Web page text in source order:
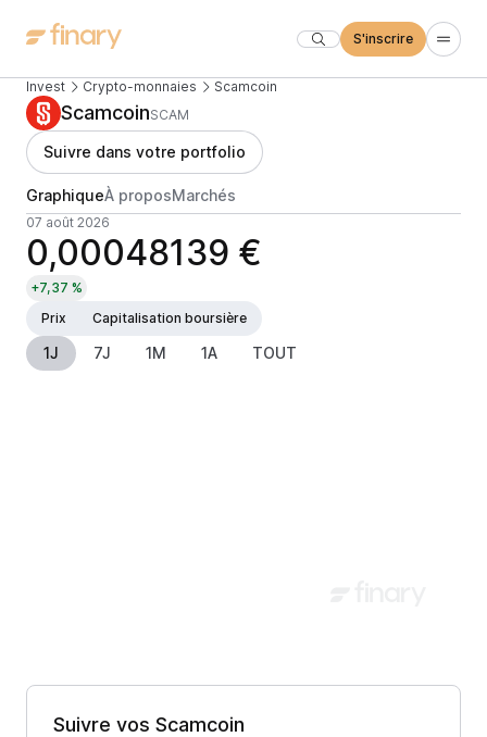
S'inscrire
Invest Crypto-monnaies Scamcoin
ScamcoinSCAM
Suivre dans votre portfolio
GraphiqueÀ proposMarchés
07 août 2026
0,00048139 €
+7,37 %
Prix
Capitalisation boursière
1J 7J 1M 1A TOUT
Suivre vos Scamcoin